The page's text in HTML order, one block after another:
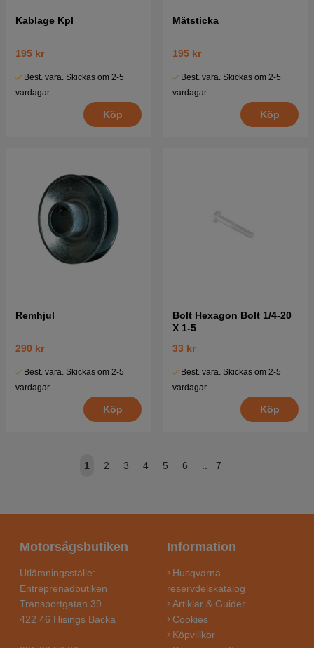
Kablage Kpl
195 kr
Best. vara. Skickas om 2-5
vardagar
Köp
Mätsticka
195 kr
Best. vara. Skickas om 2-5
vardagar
Köp
Remhjul
290 kr
Best. vara. Skickas om 2-5
vardagar
Köp
Bolt Hexagon Bolt 1/4-20
X 1-5
33 kr
Best. vara. Skickas om 2-5
vardagar
Köp
1 2 3 4 5 6 7
Motorsågsbutiken
Utlämningsställe:
Entreprenadbutiken
Transportgatan 39
422 46 Hisings Backa
Information
Husqvarna
reservdelskatalog
Artiklar & Guider
Cookies
Köpvillkor